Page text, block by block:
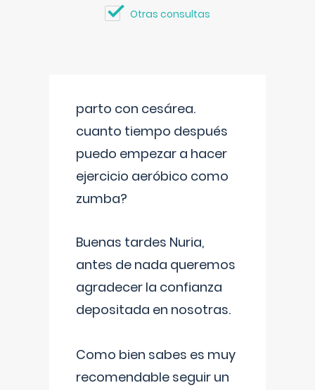
Otras consultas
parto con cesárea.
cuanto tiempo después
puedo empezar a hacer
ejercicio aeróbico como
zumba?
Buenas tardes Nuria,
antes de nada queremos
agradecer la confianza
depositada en nosotras.
Como bien sabes es muy
recomendable seguir un